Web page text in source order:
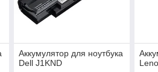
Аккумулятор для ноутбука
Dell J1KND